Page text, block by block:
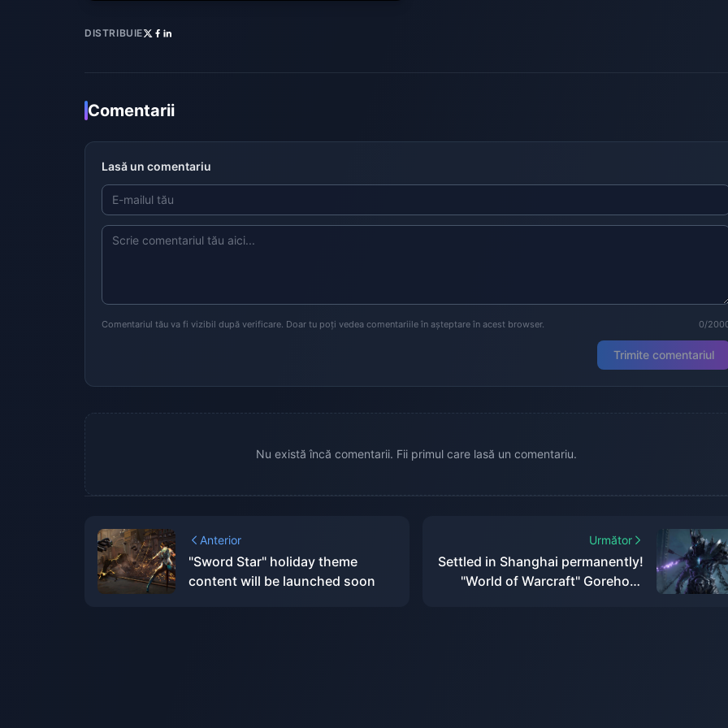
DISTRIBUIE
Comentarii
Lasă un comentariu
Comentariul tău va fi vizibil după verificare. Doar tu poți vedea comentariile în așteptare în acest browser. 0/
Trimite comentariul
Nu există încă comentarii. Fii primul care lasă un comentariu.
Anterior
"Sword Star" holiday theme
content will be launched soon
Următor
Settled in Shanghai permanently!
"World of Warcraft" Gorehowl